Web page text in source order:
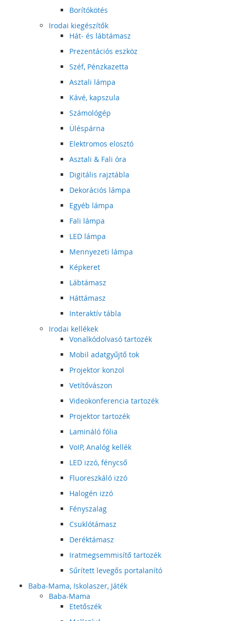
Borítókötés
Irodai kiegészítők
Hát- és lábtámasz
Prezentációs eszköz
Széf, Pénzkazetta
Asztali lámpa
Kávé, kapszula
Számológép
Üléspárna
Elektromos elosztó
Asztali & Fali óra
Digitális rajztábla
Dekorációs lámpa
Egyéb lámpa
Fali lámpa
LED lámpa
Mennyezeti lámpa
Képkeret
Lábtámasz
Háttámasz
Interaktív tábla
Irodai kellékek
Vonalkódolvasó tartozék
Mobil adatgyűjtő tok
Projektor konzol
Vetítővászon
Videokonferencia tartozék
Projektor tartozék
Lamináló fólia
VoIP, Analóg kellék
LED izzó, fénycső
Fluoreszkáló izzó
Halogén izzó
Fényszalag
Csuklótámasz
Deréktámasz
Iratmegsemmisítő tartozék
Sűrített levegős portalanító
Baba-Mama, Iskolaszer, Játék
Baba-Mama
Etetőszék